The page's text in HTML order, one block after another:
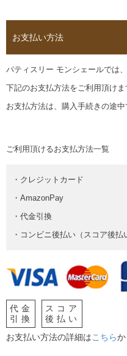
お支払い方法
パティスリー モンシェールでは、
下記のお支払方法をご利用頂けま
お支払方法は、購入手続きの途中
ご利用頂けるお支払方法一覧
・クレジットカード
・AmazonPay
・代金引換
・コンビニ後払い（スコア後払
代金
引換
スコア
後払い
お支払い方法の詳細はこちらか